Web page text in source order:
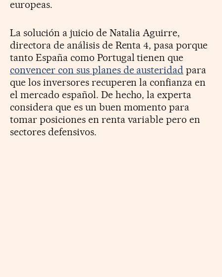
europeas.
La solución a juicio de Natalia Aguirre,
directora de análisis de Renta 4, pasa porque
tanto España como Portugal tienen que
convencer con sus planes de austeridad para
que los inversores recuperen la confianza en
el mercado español. De hecho, la experta
considera que es un buen momento para
tomar posiciones en renta variable pero en
sectores defensivos.